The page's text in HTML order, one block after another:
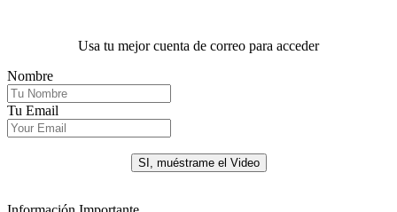
Usa tu mejor cuenta de correo para acceder
Nombre
Tu Email
SI, muéstrame el Video